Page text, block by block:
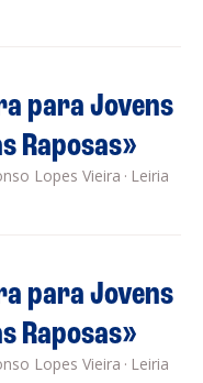
para Jovens
Raposas»
Lopes Vieira · Leiria
para Jovens
Raposas»
Lopes Vieira · Leiria